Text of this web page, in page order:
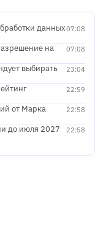
07:08
данных
07:08
на
23:04
выбирать
22:59
22:58
от Марка
22:58
до июля 2027